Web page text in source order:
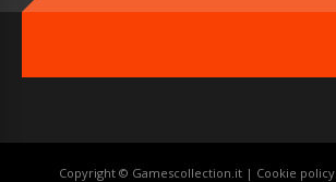
Copyright © Gamescollection.it | Cookie policy